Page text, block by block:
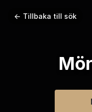
← Tillbaka till sök